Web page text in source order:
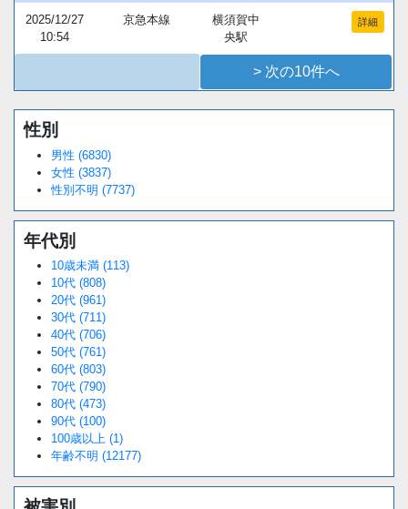
2025/12/27
10:54
京急本線
横須賀中
央駅
詳細
> 次の10件へ
Unmute
性別
男性 (6830)
女性 (3837)
性別不明 (7737)
年代別
10歳未満 (113)
10代 (808)
20代 (961)
30代 (711)
40代 (706)
50代 (761)
60代 (803)
70代 (790)
80代 (473)
90代 (100)
100歳以上 (1)
年齢不明 (12177)